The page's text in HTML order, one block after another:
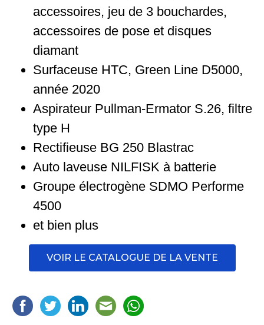
accessoires, jeu de 3 bouchardes,
accessoires de pose et disques
diamant
Surfaceuse HTC, Green Line D5000,
année 2020
Aspirateur Pullman-Ermator S.26, filtre
type H
Rectifieuse BG 250 Blastrac
Auto laveuse NILFISK à batterie
Groupe électrogène SDMO Performe
4500
et bien plus
VOIR LE CATALOGUE DE LA VENTE